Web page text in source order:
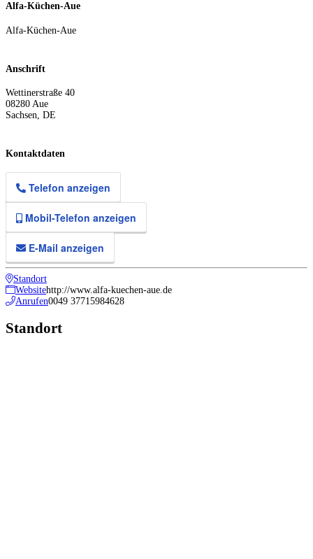
Alfa-Küchen-Aue
Alfa-Küchen-Aue
Anschrift
Wettinerstraße 40
08280 Aue
Sachsen, DE
Kontaktdaten
Telefon anzeigen
Mobil-Telefon anzeigen
E-Mail anzeigen
Standort
Websitehttp://www.alfa-kuechen-aue.de
Anrufen0049 37715984628
Standort